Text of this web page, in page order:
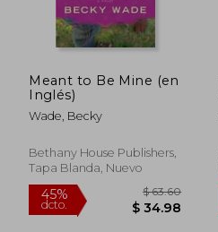
Meant to Be Mine (en
Inglés)
Wade, Becky
Bethany House Publishers,
Tapa Blanda, Nuevo